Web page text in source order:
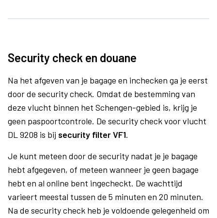
Security check en douane
Na het afgeven van je bagage en inchecken ga je eerst
door de security check. Omdat de bestemming van
deze vlucht binnen het Schengen-gebied is, krijg je
geen paspoortcontrole. De security check voor vlucht
DL 9208 is bij security filter VF1.
Je kunt meteen door de security nadat je je bagage
hebt afgegeven, of meteen wanneer je geen bagage
hebt en al online bent ingecheckt. De wachttijd
varieert meestal tussen de 5 minuten en 20 minuten.
Na de security check heb je voldoende gelegenheid om